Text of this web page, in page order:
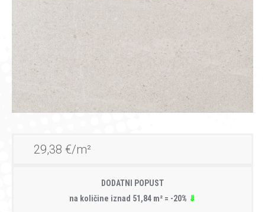
29,38 €/m²
DODATNI POPUST
na količine iznad 51,84 m² = -20% ⇓